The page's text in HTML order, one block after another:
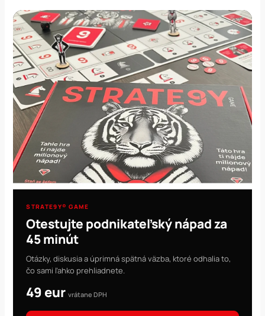
STRATE9Y® GAME
Otestujte podnikateľský nápad za
45 minút
Otázky, diskusia a úprimná spätná väzba, ktoré odhalia to,
čo sami ľahko prehliadnete.
49 eurvrátane DPH